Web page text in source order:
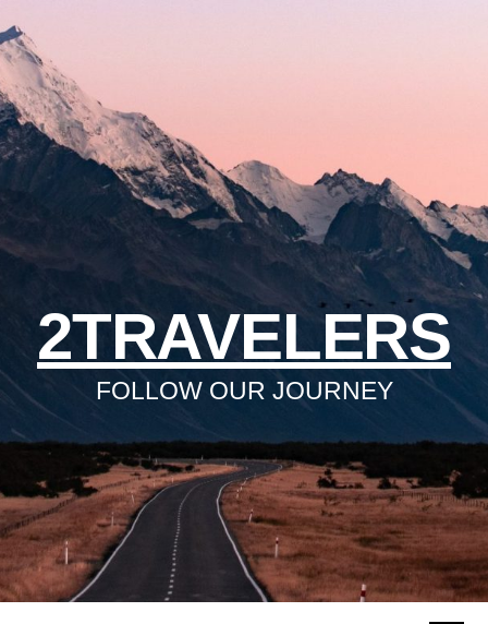
2TRAVELERS
FOLLOW OUR JOURNEY